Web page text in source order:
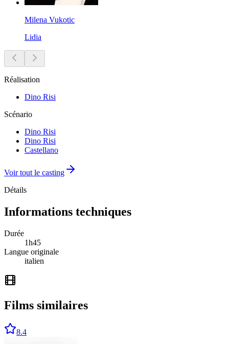
Milena Vukotic
Lidia
Réalisation
Dino Risi
Scénario
Dino Risi
Dino Risi
Castellano
Voir tout le casting
Détails
Informations techniques
Durée
1h45
Langue originale
italien
Films similaires
8.4